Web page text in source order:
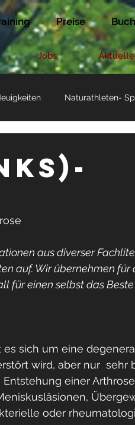
Preise
Jobs
Naturathleten-
aus diverser
auf. Wir übernehmen für
für einen selbst das
sich um eine
wird, aber nur  sehr
einer
oder